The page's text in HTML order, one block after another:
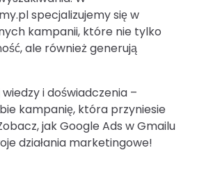
specjalizujemy się w
kampanii, które nie tylko
ale również generują
i doświadczenia –
kampanię, która przyniesie
jak Google Ads w Gmailu
działania marketingowe!